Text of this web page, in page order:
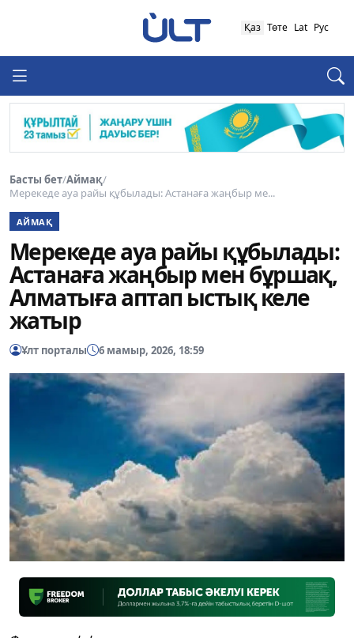
Қаз Төте Lat Рус
Басты бет/Аймақ/
Мерекеде ауа райы құбылады: Астанаға жаңбыр ме...
АЙМАҚ
Мерекеде ауа райы құбылады:
Астанаға жаңбыр мен бұршақ,
Алматыға аптап ыстық келе
жатыр
Ұлт порталы 6 мамыр, 2026, 18:59